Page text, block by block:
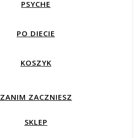
PSYCHE
PO DIECIE
KOSZYK
ZANIM ZACZNIESZ
SKLEP